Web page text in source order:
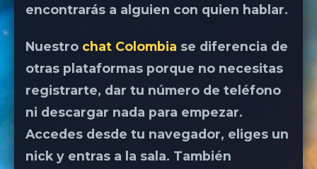
encontrarás a alguien con quien hablar.
Nuestro chat Colombia se diferencia de
otras plataformas porque no necesitas
registrarte, dar tu número de teléfono
ni descargar nada para empezar.
Accedes desde tu navegador, eliges un
nick y entras a la sala. También